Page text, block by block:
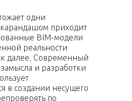
одни
приходит
BIM-модели
реальности
далее. Современный
и разработки
в создании несущего
по